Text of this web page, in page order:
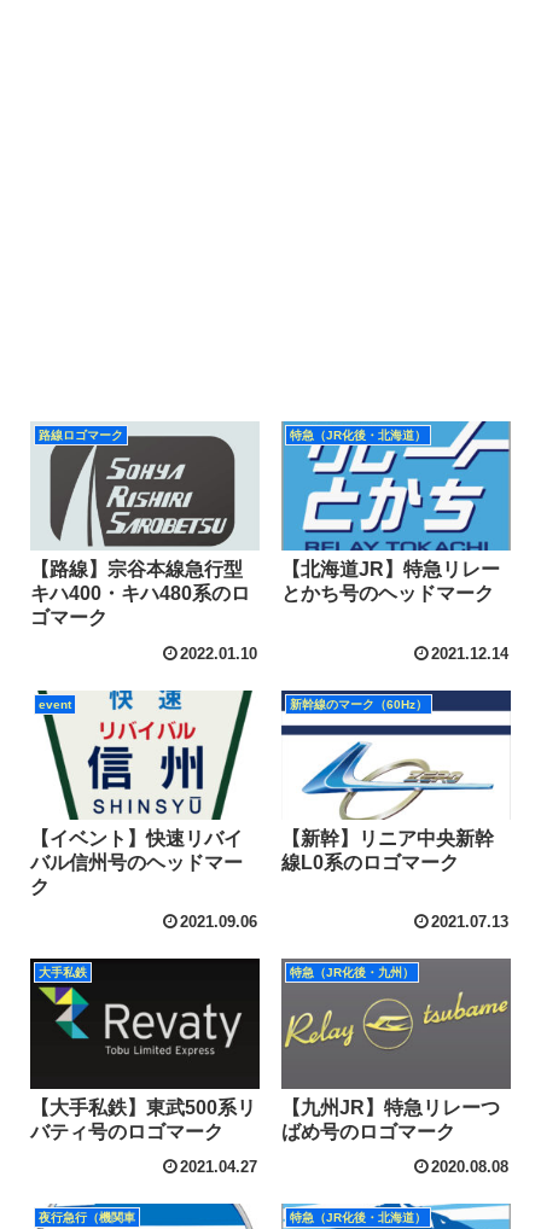
路線ロゴマーク
【路線】宗谷本線急行型
キハ400・キハ480系のロ
ゴマーク
2022.01.10
特急（JR化後・北海道）
【北海道JR】特急リレー
とかち号のヘッドマーク
2021.12.14
event
【イベント】快速リバイ
バル信州号のヘッドマー
ク
2021.09.06
新幹線のマーク（60Hz）
【新幹】リニア中央新幹
線L0系のロゴマーク
2021.07.13
大手私鉄
【大手私鉄】東武500系リ
バティ号のロゴマーク
2021.04.27
特急（JR化後・九州）
【九州JR】特急リレーつ
ばめ号のロゴマーク
2020.08.08
夜行急行（機関車 特急（JR化後・北海道）